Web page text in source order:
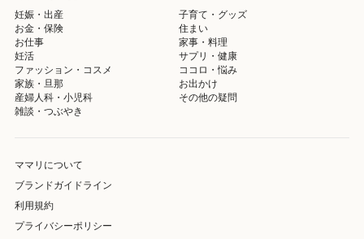
妊娠・出産
子育て・グッズ
お金・保険
住まい
お仕事
家事・料理
妊活
サプリ・健康
ファッション・コスメ
ココロ・悩み
家族・旦那
お出かけ
産婦人科・小児科
その他の疑問
雑談・つぶやき
ママリについて
ブランドガイドライン
利用規約
プライバシーポリシー